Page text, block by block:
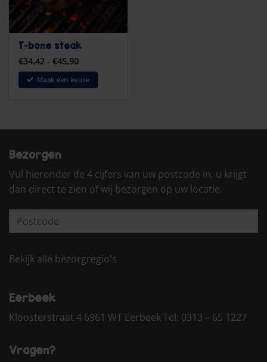
T-bone steak
€34,42 - €45,90Prijsklasse:
tot
€45,90
Maak een keuze
Bezorgen
Vul hieronder de 4 cijfers van uw postcode in, u krijgt
dan direct te zien of wij bezorgen op uw locatie.
Bekijk alle bezorgregio's
Eerbeek
Kloosterstraat 4 6961 WT Eerbeek Tel: 0313 – 65 1227
Vragen?